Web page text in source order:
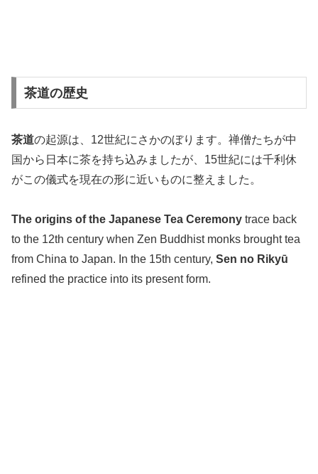
茶道の歴史
茶道の起源は、12世紀にさかのぼります。禅僧たちが中
国から日本に茶を持ち込みましたが、15世紀には千利休
がこの儀式を現在の形に近いものに整えました。
The origins of the Japanese Tea Ceremony trace back
to the 12th century when Zen Buddhist monks brought tea
from China to Japan. In the 15th century, Sen no Rikyū
refined the practice into its present form.